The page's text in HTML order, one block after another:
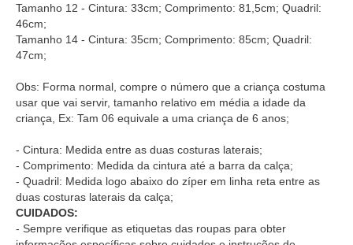
Tamanho 12 - Cintura: 33cm; Comprimento: 81,5cm; Quadril:
46cm;
Tamanho 14 - Cintura: 35cm; Comprimento: 85cm; Quadril:
47cm;
Obs: Forma normal, compre o número que a criança costuma
usar que vai servir, tamanho relativo em média a idade da
criança, Ex: Tam 06 equivale a uma criança de 6 anos;
- Cintura: Medida entre as duas costuras laterais;
- Comprimento: Medida da cintura até a barra da calça;
- Quadril: Medida logo abaixo do zíper em linha reta entre as
duas costuras laterais da calça;
CUIDADOS:
- Sempre verifique as etiquetas das roupas para obter